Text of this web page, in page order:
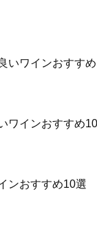
いワインおすす
ワインおすすめ
ンおすすめ10選